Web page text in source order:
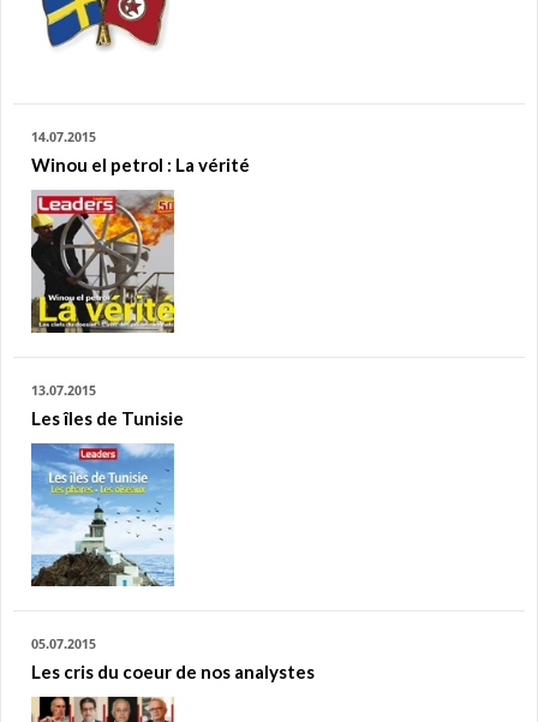
14.07.2015
Winou el petrol : La vérité
13.07.2015
Les îles de Tunisie
05.07.2015
Les cris du coeur de nos analystes